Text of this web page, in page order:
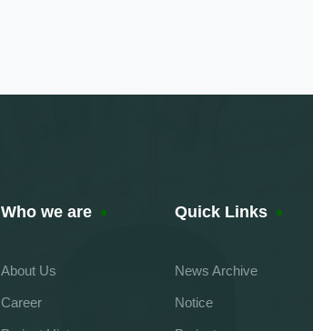
Who we are
About Us
Career
Quick Links
News Archive
Notice